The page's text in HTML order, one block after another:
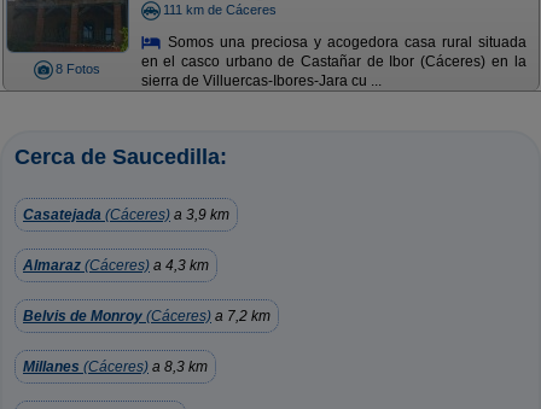
8 Fotos
111 km de Cáceres
Somos una preciosa y acogedora casa rural situada
en el casco urbano de Castañar de Ibor (Cáceres) en la
sierra de Villuercas-Ibores-Jara cu ...
Cerca de Saucedilla:
Casatejada (Cáceres) a 3,9 km
Almaraz (Cáceres) a 4,3 km
Belvis de Monroy (Cáceres) a 7,2 km
Millanes (Cáceres) a 8,3 km